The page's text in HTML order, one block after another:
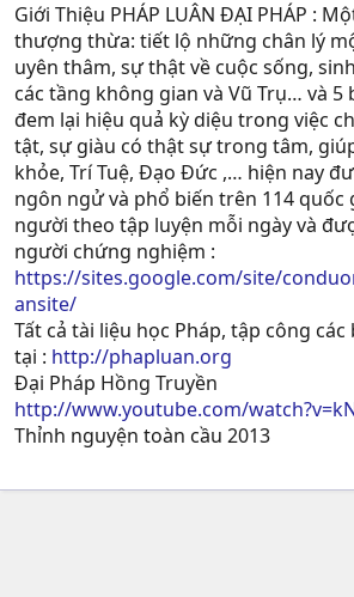
Giới Thiệu PHÁP LUÂN ĐẠI PHÁP :
thượng thừa: tiết lộ những chân lý
uyên thâm, sự thật về cuộc sống,
các tầng không gian và Vũ Trụ… và 5
đem lại hiệu quả kỳ diệu trong việc
tật, sự giàu có thật sự trong tâm,
khỏe, Trí Tuệ, Ðạo Ðức ,… hiện nay
ngôn ngử và phổ biến trên 114 quốc
người theo tập luyện mỗi ngày và
người chứng nghiệm :
https://sites.google.com/site/
ansite/
Tất cả tài liệu học Pháp, tập công
tại : http://phapluan.org
Đại Pháp Hồng Truyền
http://www.youtube.com/
Thỉnh nguyện toàn cầu 2013